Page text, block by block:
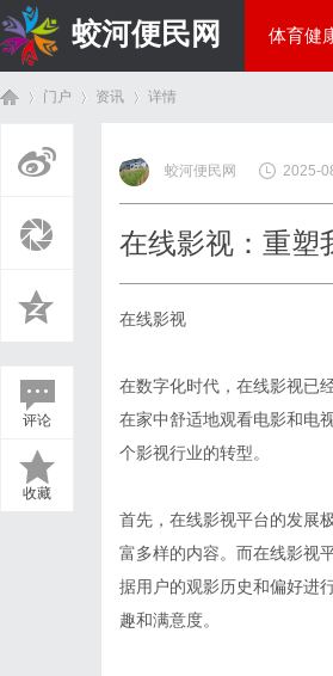
蛟河便民网 体育健
门户 资讯
›
详情
评论
收藏
蛟河便民网 2025-
在线影视：重塑
在线影视
在数字化时代，在线影视已
在家中舒适地观看电影和电
个影视行业的转型。
首先，在线影视平台的发展
富多样的内容。而在线影视
据用户的观影历史和偏好进
趣和满意度。